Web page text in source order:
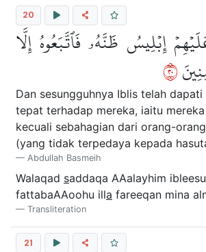
20
إِبۡلِيسُ ظَنَّهُۥ فَٱتَّبَعُوهُ إِلَّا
٠٢
Dan sesungguhnya Iblis telah dapati
tepat terhadap mereka, iaitu
kecuali sebahagian dari orang-
(yang tidak terpedaya kepada
Abdullah Basmeih
Walaqad saddaqa AAalayhim ibleesu
fattabaAAoohu illa fareeqan mina
Transliteration
21